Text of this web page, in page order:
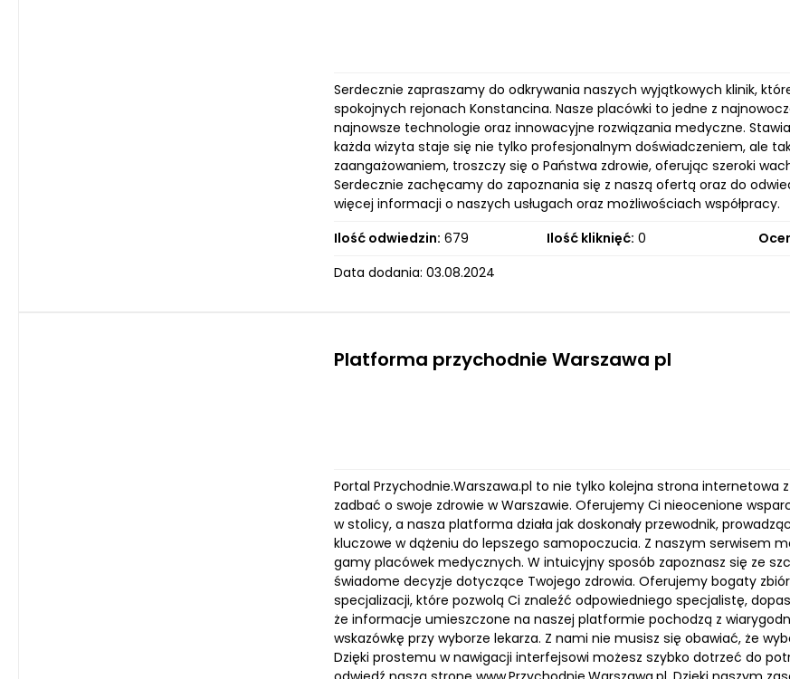
Serdecznie zapraszamy do odkrywania naszych wyjątkowych klinik,
spokojnych rejonach Konstancina. Nasze placówki to jedne z
najnowsze technologie oraz innowacyjne rozwiązania medyczne.
każda wizyta staje się nie tylko profesjonalnym doświadczeniem, ale
zaangażowaniem, troszczy się o Państwa zdrowie, oferując szeroki
Serdecznie zachęcamy do zapoznania się z naszą ofertą oraz do
więcej informacji o naszych usługach oraz możliwościach współpracy.
Ilość odwiedzin: 679 Ilość kliknięć: 0
Data dodania: 03.08.2024
Platforma przychodnie Warszawa pl
Portal Przychodnie.Warszawa.pl to nie tylko kolejna strona
zadbać o swoje zdrowie w Warszawie. Oferujemy Ci nieocenione
w stolicy, a nasza platforma działa jak doskonały przewodnik,
kluczowe w dążeniu do lepszego samopoczucia. Z naszym serwisem
gamy placówek medycznych. W intuicyjny sposób zapoznasz się ze
świadome decyzje dotyczące Twojego zdrowia. Oferujemy bogaty
specjalizacji, które pozwolą Ci znaleźć odpowiedniego specjalistę,
że informacje umieszczone na naszej platformie pochodzą z
wskazówkę przy wyborze lekarza. Z nami nie musisz się obawiać, że
Dzięki prostemu w nawigacji interfejsowi możesz szybko dotrzeć do